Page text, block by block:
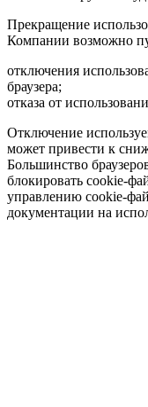
Прекращение
Компании возможно
отключения
браузера;
отказа от
Отключение
может привести к
Большинство
блокировать cookie-
управлению cookie-
документации на